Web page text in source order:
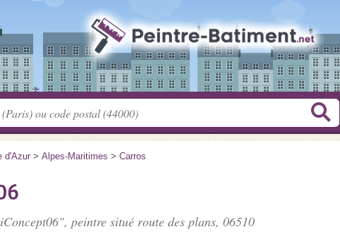
d'Azur > Alpes-Maritimes > Carros
peintre situé route des plans, 06510